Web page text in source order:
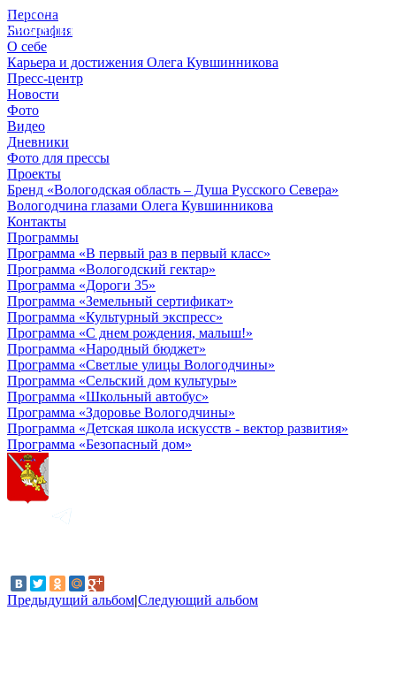
Персона
Биография
О себе
Карьера и достижения Олега Кувшинникова
Пресс-центр
Новости
Фото
Видео
Дневники
Фото для прессы
Проекты
Бренд «Вологодская область – Душа Русского Севера»
Вологодчина глазами Олега Кувшинникова
Контакты
Программы
Программа «В первый раз в первый класс»
Программа «Вологодский гектар»
Программа «Дороги 35»
Программа «Земельный сертификат»
Программа «Культурный экспресс»
Программа «С днем рождения, малыш!»
Программа «Народный бюджет»
Программа «Светлые улицы Вологодчины»
Программа «Сельский дом культуры»
Программа «Школьный автобус»
Программа «Здоровье Вологодчины»
Программа «Детская школа искусств - вектор развития»
Программа «Безопасный дом»
Предыдущий альбом|Следующий альбом
© 2012 - 2023,
КУВШИННИКОВ О.А.